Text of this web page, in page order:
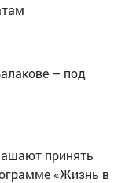
– под
принять
«Жизнь в